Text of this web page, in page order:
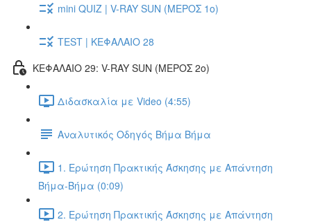
mini QUIZ | V-RAY SUN (ΜΕΡΟΣ 1o)
TEST | ΚΕΦΑΛΑΙΟ 28
ΚΕΦΑΛΑΙΟ 29: V-RAY SUN (ΜΕΡΟΣ 2o)
Διδασκαλία με Video (4:55)
Αναλυτικός Οδηγός Βήμα Βήμα
1. Ερώτηση Πρακτικής Άσκησης με Απάντηση
Βήμα-Βήμα (0:09)
2. Ερώτηση Πρακτικής Άσκησης με Απάντηση